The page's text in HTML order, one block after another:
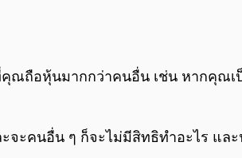
ถือหุ้นมากกว่าคนอื่น เช่น หากคุณเ
จะคนอื่น ๆ ก็จะไม่มีสิทธิทำอะไร แล